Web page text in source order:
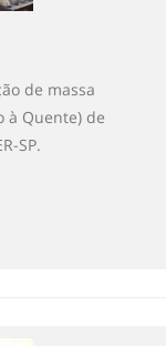
de massa
à Quente) de
SP.